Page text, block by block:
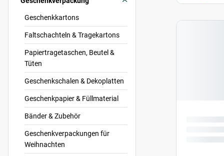
Geschenkkartons
Faltschachteln & Tragekartons
Papiertragetaschen, Beutel &
Tüten
Geschenkschalen & Dekoplatten
Geschenkpapier & Füllmaterial
Bänder & Zubehör
Geschenkverpackungen für
Weihnachten